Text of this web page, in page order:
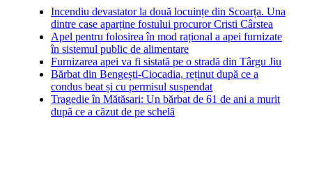
Incendiu devastator la două locuințe din Scoarța. Una
dintre case aparține fostului procuror Cristi Cârstea
Apel pentru folosirea în mod rațional a apei furnizate
în sistemul public de alimentare
Furnizarea apei va fi sistată pe o stradă din Târgu Jiu
Bărbat din Bengești-Ciocadia, reținut după ce a
condus beat și cu permisul suspendat
Tragedie în Mătăsari: Un bărbat de 61 de ani a murit
după ce a căzut de pe schelă